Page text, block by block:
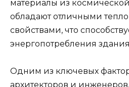
материалы из
обладают отличными
свойствами, что
энергопотребления
Одним из ключевых
архитекторов и